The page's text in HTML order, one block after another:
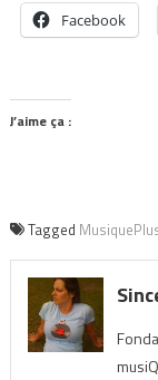
Facebook
J’aime ça :
Tagged